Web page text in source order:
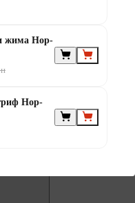
жима Hop-
Hop-